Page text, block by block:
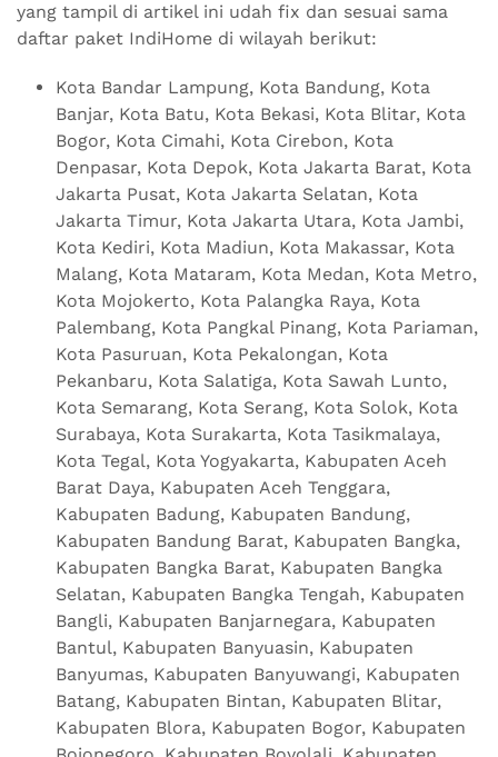
yang tampil di artikel ini udah fix dan sesuai sama
daftar paket IndiHome di wilayah berikut:
Kota Bandar Lampung, Kota Bandung, Kota
Banjar, Kota Batu, Kota Bekasi, Kota Blitar, Kota
Bogor, Kota Cimahi, Kota Cirebon, Kota
Denpasar, Kota Depok, Kota Jakarta Barat, Kota
Jakarta Pusat, Kota Jakarta Selatan, Kota
Jakarta Timur, Kota Jakarta Utara, Kota Jambi,
Kota Kediri, Kota Madiun, Kota Makassar, Kota
Malang, Kota Mataram, Kota Medan, Kota Metro,
Kota Mojokerto, Kota Palangka Raya, Kota
Palembang, Kota Pangkal Pinang, Kota Pariaman,
Kota Pasuruan, Kota Pekalongan, Kota
Pekanbaru, Kota Salatiga, Kota Sawah Lunto,
Kota Semarang, Kota Serang, Kota Solok, Kota
Surabaya, Kota Surakarta, Kota Tasikmalaya,
Kota Tegal, Kota Yogyakarta, Kabupaten Aceh
Barat Daya, Kabupaten Aceh Tenggara,
Kabupaten Badung, Kabupaten Bandung,
Kabupaten Bandung Barat, Kabupaten Bangka,
Kabupaten Bangka Barat, Kabupaten Bangka
Selatan, Kabupaten Bangka Tengah, Kabupaten
Bangli, Kabupaten Banjarnegara, Kabupaten
Bantul, Kabupaten Banyuasin, Kabupaten
Banyumas, Kabupaten Banyuwangi, Kabupaten
Batang, Kabupaten Bintan, Kabupaten Blitar,
Kabupaten Blora, Kabupaten Bogor, Kabupaten